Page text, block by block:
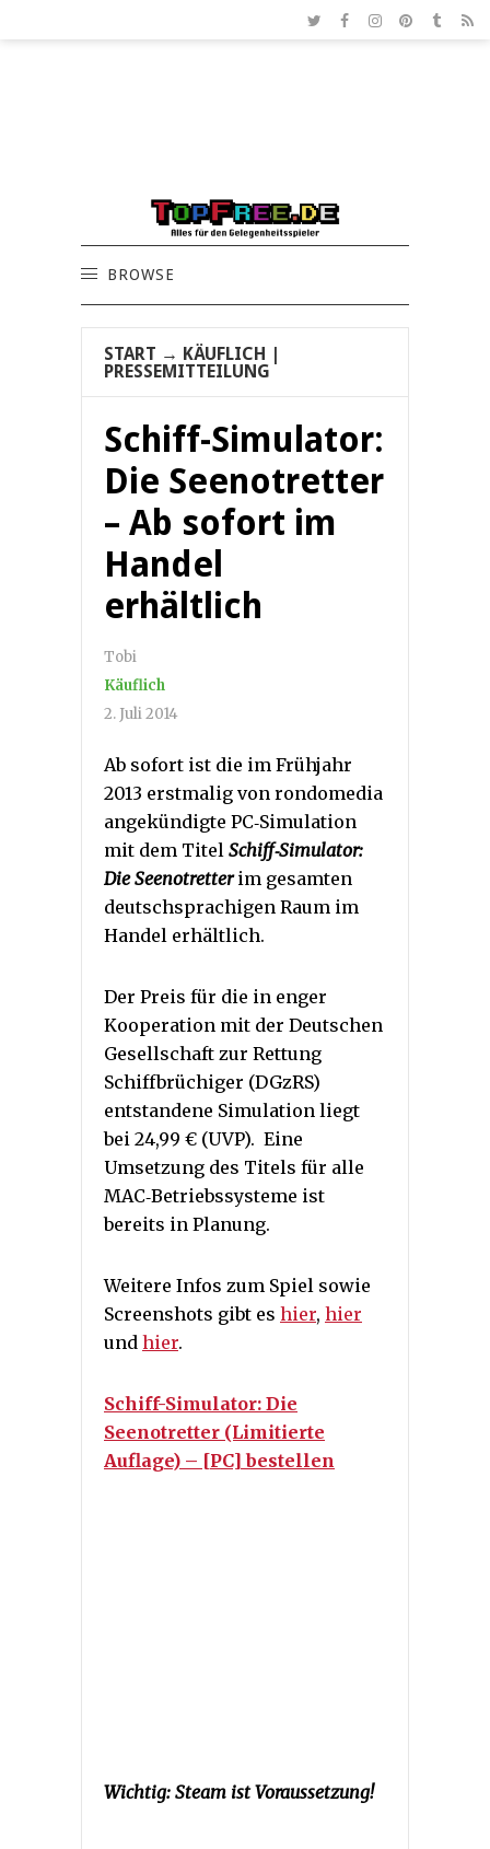
BROWSE
START → KÄUFLICH
PRESSEMITTEILUNG
Schiff-Simulator:
Die Seenotretter
– Ab sofort im
Handel
erhältlich
Tobi
Käuflich
2. Juli 2014
Ab sofort ist die im Frühjahr
2013 erstmalig von rondomedia
angekündigte PC‐Simulation
mit dem Titel Schiff‐Simulator:
Die Seenotretterim gesamten
deutschsprachigen Raum im
Handel erhältlich.
Der Preis für die in enger
Kooperation mit der Deutschen
Gesellschaft zur Rettung
Schiffbrüchiger (DGzRS)
entstandene Simulation liegt
bei 24,99 € (UVP). Eine
Umsetzung des Titels für alle
MAC‐Betriebssysteme ist
bereits in Planung.
Weitere Infos zum Spiel sowie
Screenshots gibt es hier, hier
und hier.
Schiff-Simulator: Die
Seenotretter (Limitierte
Auflage) – [PC] bestellen
Wichtig: Steam ist Voraussetzung!